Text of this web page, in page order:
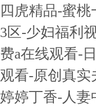
四虎精品-蜜
3区-少妇福利
费a在线观看-
观看-原创真实
婷婷丁香-人妻